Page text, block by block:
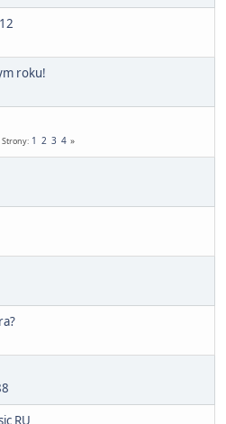
roku!
Strony 1 2 3 4
RU